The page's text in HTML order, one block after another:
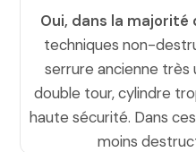
Oui, dans la majorité
techniques non-
serrure ancienne très
double tour, cylindre
haute sécurité. Dans
moins